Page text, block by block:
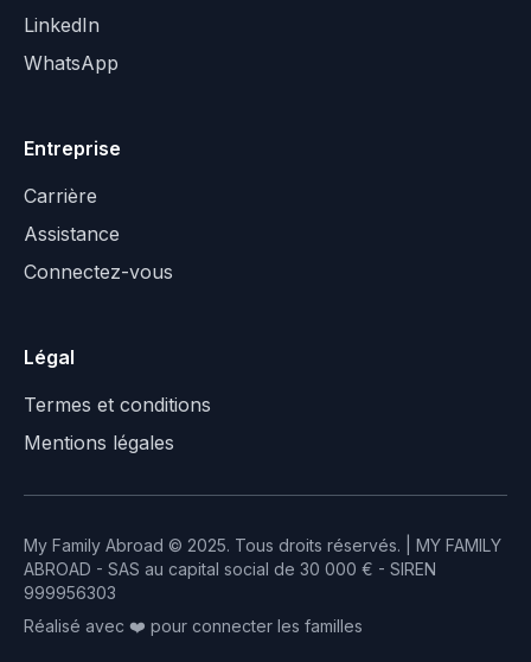
LinkedIn
WhatsApp
Entreprise
Carrière
Assistance
Connectez-vous
Légal
Termes et conditions
Mentions légales
My Family Abroad © 2025. Tous droits réservés. | MY FAMILY
ABROAD - SAS au capital social de 30 000 € - SIREN
999956303
Réalisé avec ❤️ pour connecter les familles